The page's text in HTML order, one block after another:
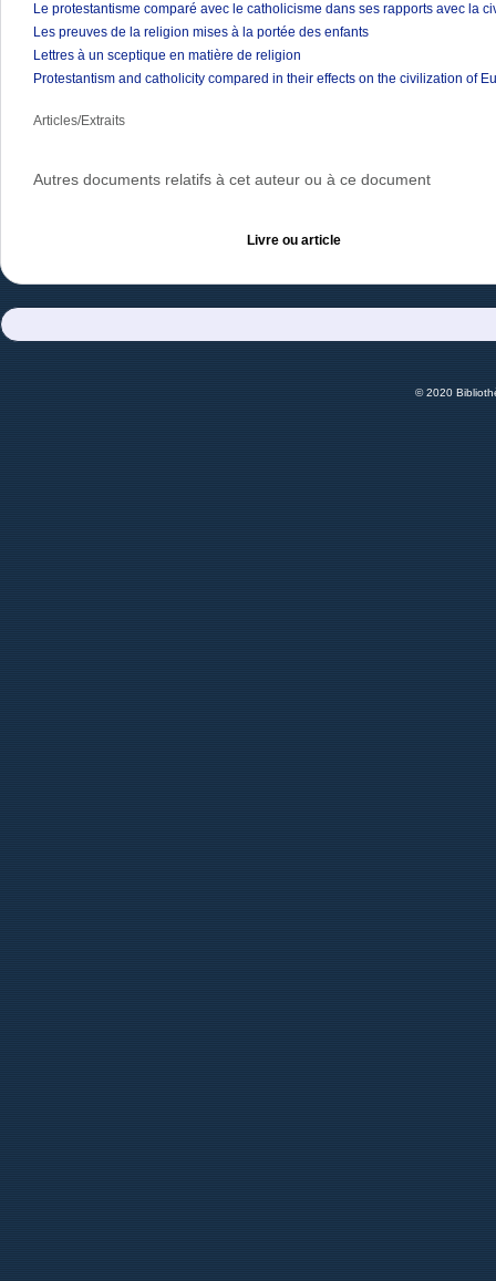
Le protestantisme comparé avec le catholicisme dans ses rapports avec la
Les preuves de la religion mises à la portée des enfants
Lettres à un sceptique en matière de religion
Protestantism and catholicity compared in their effects on the civilization of
Articles/Extraits
Autres documents relatifs à cet auteur ou à ce document
Livre ou article
© 2020